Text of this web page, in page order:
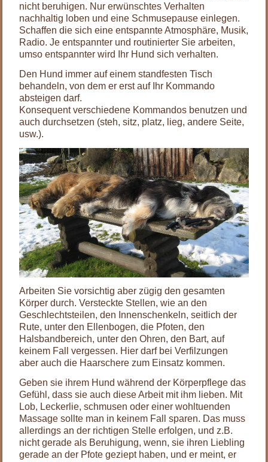
nicht beruhigen. Nur erwünschtes Verhalten
nachhaltig loben und eine Schmusepause einlegen.
Schaffen die sich eine entspannte Atmosphäre, Musik,
Radio. Je entspannter und routinierter Sie arbeiten,
umso entspannter wird Ihr Hund sich verhalten.
Den Hund immer auf einem standfesten Tisch
behandeln, von dem er erst auf Ihr Kommando
absteigen darf.
Konsequent verschiedene Kommandos benutzen und
auch durchsetzen (steh, sitz, platz, lieg, andere Seite,
usw.).
Arbeiten Sie vorsichtig aber zügig den gesamten
Körper durch. Versteckte Stellen, wie an den
Geschlechtsteilen, den Innenschenkeln, seitlich der
Rute, unter den Ellenbogen, die Pfoten, den
Halsbandbereich, unter den Ohren, den Bart, auf
keinem Fall vergessen. Hier darf bei Verfilzungen
aber auch die Haarschere zum Einsatz kommen.
Geben sie ihrem Hund während der Körperpflege das
Gefühl, dass sie auch diese Arbeit mit ihm lieben. Mit
Lob, Leckerlie, schmusen oder einer wohltuenden
Massage sollte man in keinem Fall sparen. Das muss
allerdings an der richtigen Stelle erfolgen, und z.B.
nicht gerade als Beruhigung, wenn, sie ihren Liebling
gerade an der Pfote geziept haben, und er meint, er